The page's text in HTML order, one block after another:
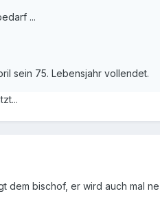
...
sein 75. Lebensjahr vollendet.
dem bischof, er wird auch mal